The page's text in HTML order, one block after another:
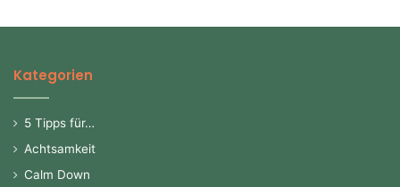
Kategorien
5 Tipps für…
Achtsamkeit
Calm Down